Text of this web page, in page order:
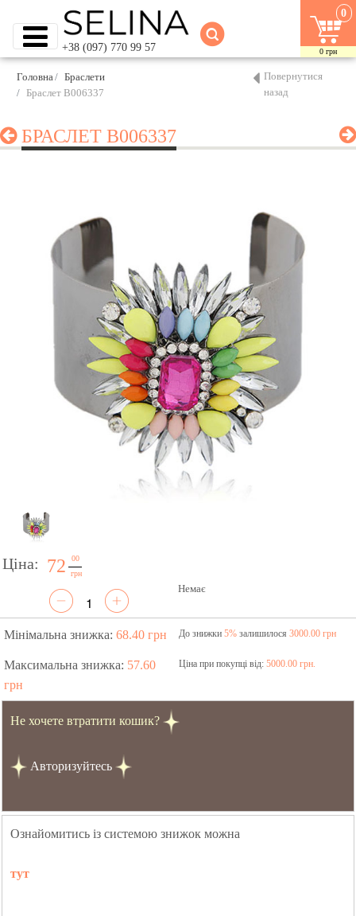
+38 (097) 770 99 57
0
0 грн
Головна
Браслети
Браслет B006337
Повернутися
назад
БРАСЛЕТ B006337
Ціна: 72
00
грн
Немає
Мінімальна знижка: 68.40 грн До знижки 5%залишилося 3000.00 грн
Максимальна знижка: 57.60
грн
Ціна при покупці від: 5000.00 грн.
Не хочете втратити кошик?
Авторизуйтесь
Ознайомитись із системою знижок можна
тут